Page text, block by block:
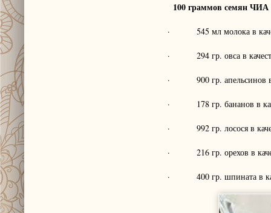
100 граммов семян ЧИА
· 545 мл молока в
· 294 гр. овса в
· 900 гр. апельсинов в
· 178 гр. бананов в
· 992 гр. лосося в
· 216 гр. орехов в
· 400 гр. шпината в